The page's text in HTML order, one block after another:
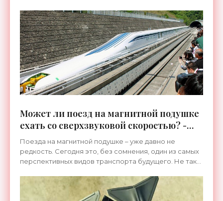
Основная цель
Может ли поезд на магнитной подушке
ехать со сверхзвуковой скоростью? -
«Технологии»
Поезда на магнитной подушке – уже давно не
редкость. Сегодня это, без сомнения, один из самых
перспективных видов транспорта будущего. Не так